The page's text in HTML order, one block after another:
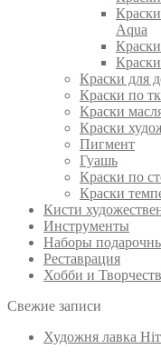
Aqua
Краски для
Краски по
Краски
Краски
Пигмент
Гуашь
Краски по
Краски
Кисти
Инструменты
Наборы
Реставрация
Хобби и
Свежие записи
Художня лавка